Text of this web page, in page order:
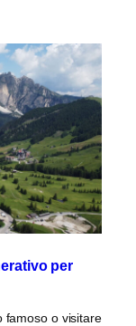
per
famoso o visitare